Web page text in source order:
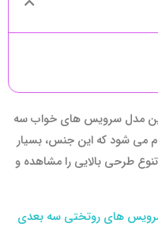
مدل سرویس های خواب سه
می شود که این جنس، بسیار
طرحی بالایی را مشاهده و
های روتختی سه بعدی